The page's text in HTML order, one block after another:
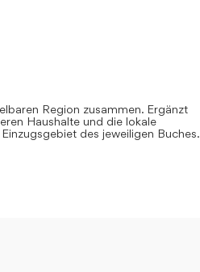
Region zusammen. Ergänzt
Haushalte und die lokale
des jeweiligen Buches.